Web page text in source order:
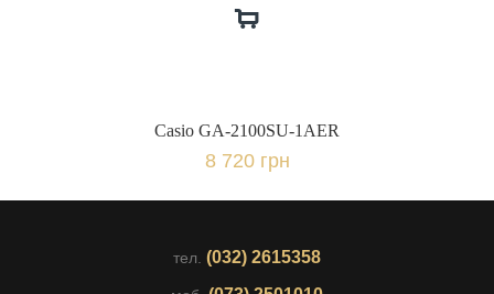
Casio GA-2100SU-1AER
8 720 грн
тел. (032) 2615358